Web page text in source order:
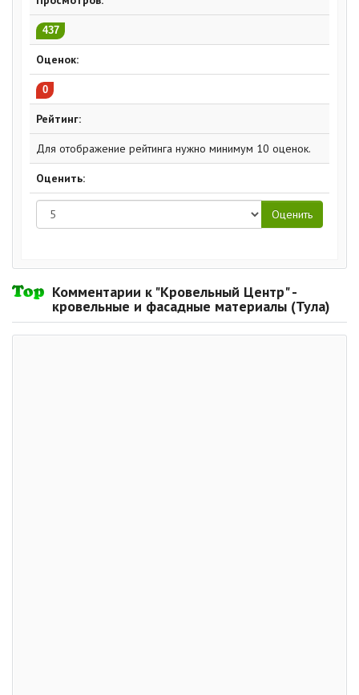
437
Оценок:
0
Рейтинг:
Для отображение рейтинга нужно минимум 10 оценок.
Оценить:
Комментарии к "Кровельный Центр" -
кровельные и фасадные материалы (Тула)